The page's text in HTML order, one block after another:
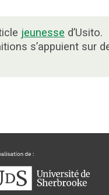
jeunesse d’Usito.
s’appuient sur